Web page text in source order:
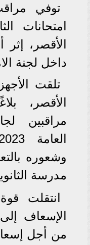
توفي
امتحانات
الأقصر، إثر
داخل لجنة
تلقت
الأقصر،
مراقبين
وشعوره
مدرسة
انتقلت
الإسعاف
من أجل